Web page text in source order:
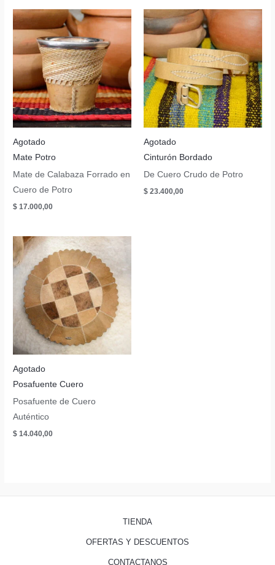
Agotado
Mate Potro
Mate de Calabaza Forrado en
Cuero de Potro
$ 17.000,00
Agotado
Cinturón Bordado
De Cuero Crudo de Potro
$ 23.400,00
Agotado
Posafuente Cuero
Posafuente de Cuero
Auténtico
$ 14.040,00
TIENDA
OFERTAS Y DESCUENTOS
CONTACTANOS